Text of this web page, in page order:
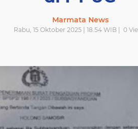
Marmata News
Rabu, 15 Oktober 2025 | 18.54 WIB | 0